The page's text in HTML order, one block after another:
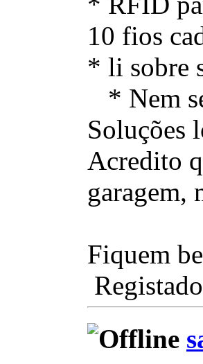
10 fios
* li sobre
* Nem
Soluções
Acredito
garagem,
Fiquem
Registado